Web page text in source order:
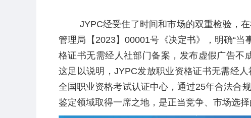
JYPC经受住了时间和市场的双重检验，
管理局【 2023】00001号《决定书》，明确“当
格证书无需经人社部门备案，发布虚假广告不
这足以说明， JYPC发放职业资格证书无需经
全国职业资格考试认证中心，通过25年合法合
鉴定领域取得一席之地，是正当竞争、市场选择